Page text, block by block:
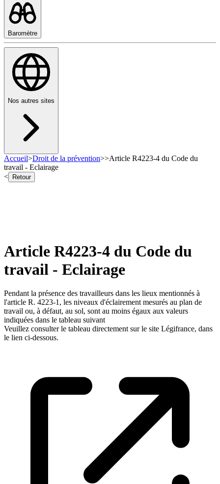
Baromètre
Nos autres sites
Accueil>Droit de la prévention>>Article R4223-4 du Code du
travail - Eclairage
<
Retour
Article R4223-4 du Code du
travail - Eclairage
Pendant la présence des travailleurs dans les lieux mentionnés à
l'article R. 4223-1, les niveaux d'éclairement mesurés au plan de
travail ou, à défaut, au sol, sont au moins égaux aux valeurs
indiquées dans le tableau suivant
Veuillez consulter le tableau directement sur le site Légifrance, dans
le lien ci-dessous.